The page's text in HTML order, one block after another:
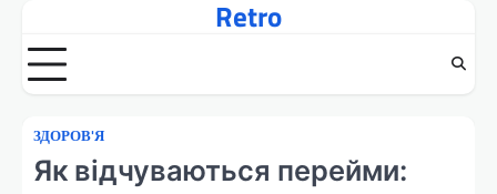
вмісту
Retro
ЗДОРОВ'Я
Як відчуваються перейми: